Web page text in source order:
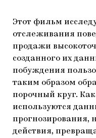
Этот фильм
отслеживания
продажи
созданного их
побуждения
таким образом
порочный круг.
используются
прогнозирования,
действия,